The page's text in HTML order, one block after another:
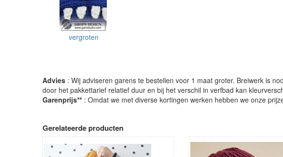
vergroten
Advies : Wij adviseren garens te bestellen voor 1 maat groter. Breiwerk is
door het pakkettarief relatief duur en bij het verschil in verfbad kan
Garenprijs** : Omdat we met diverse kortingen werken hebben we onze
Gerelateerde producten